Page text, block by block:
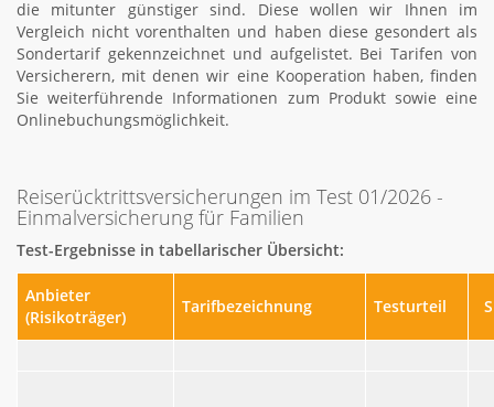
die mitunter günstiger sind. Diese wollen wir Ihnen im
Vergleich nicht vorenthalten und haben diese gesondert als
Sondertarif gekennzeichnet und aufgelistet. Bei Tarifen von
Versicherern, mit denen wir eine Kooperation haben, finden
Sie weiterführende Informationen zum Produkt sowie eine
Onlinebuchungsmöglichkeit.
Reiserücktrittsversicherungen im Test 01/2026 -
Einmalversicherung für Familien
Test-Ergebnisse in tabellarischer Übersicht:
Anbieter
(Risikoträger)
Tarifbezeichnung Testurteil